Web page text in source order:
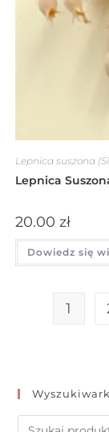
Lepnica suszona
Lepnica
20.00 zł
Dowiedz się
1